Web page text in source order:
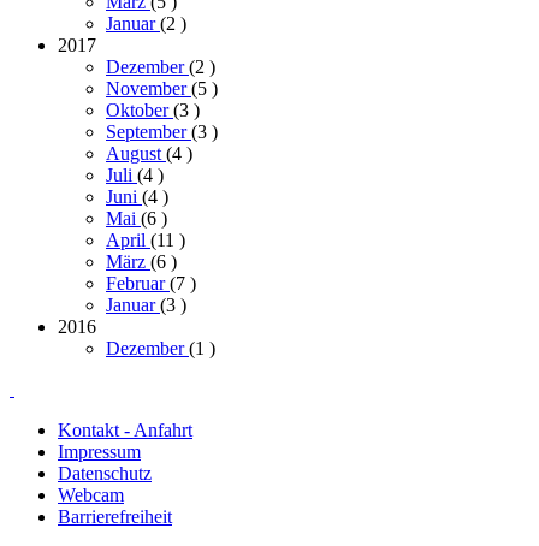
Januar(2 )
2017
Dezember(2 )
November(5 )
Oktober(3 )
September(3 )
August(4 )
Juli (4 )
Juni (4 )
Mai (6 )
April (11 )
März (6 )
Februar(7 )
Januar(3 )
2016
Dezember(1 )
Kontakt - Anfahrt
Impressum
Datenschutz
Webcam
Barrierefreiheit